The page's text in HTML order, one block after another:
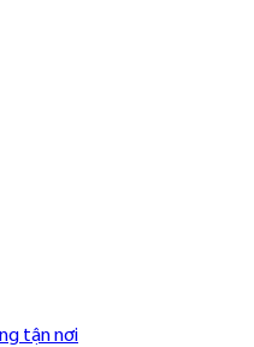
tận nơi